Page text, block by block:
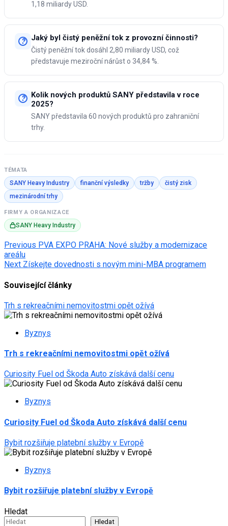
1,18 miliardy USD.
Jaký byl čistý peněžní tok z provozní činnosti?
Čistý peněžní tok dosáhl 2,80 miliardy USD, což
představuje meziroční nárůst o 34,84 %.
Kolik nových produktů SANY představila v roce
2025?
SANY představila 60 nových produktů pro zahraniční
trhy.
TÉMATA
SANY Heavy Industry finanční výsledky tržby
čistý zisk
mezinárodní trhy
FIRMY A ORGANIZACE
SANY Heavy Industry
Post
navigation
Previous PVA EXPO PRAHA: Nové služby a modernizace
areálu
Next Získejte dovednosti s novým mini-MBA programem
Související články
Trh s rekreačními nemovitostmi opět ožívá
Byznys
Trh s rekreačními nemovitostmi opět ožívá
Curiosity Fuel od Škoda Auto získává další cenu
Byznys
Curiosity Fuel od Škoda Auto získává další cenu
Bybit rozšiřuje platební služby v Evropě
Byznys
Bybit rozšiřuje platební služby v Evropě
Hledat
Hledat